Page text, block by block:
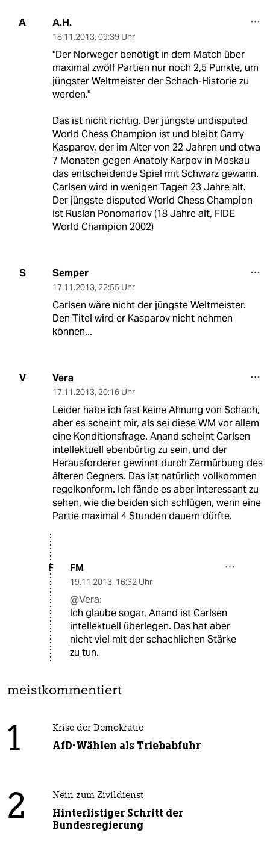
A A.H.
18.11.2013, 09:39 Uhr
"Der Norweger benötigt in dem Match über
maximal zwölf Partien nur noch 2,5 Punkte, um
jüngster Weltmeister der Schach-Historie zu
werden."
Das ist nicht richtig. Der jüngste undisputed
World Chess Champion ist und bleibt Garry
Kasparov, der im Alter von 22 Jahren und etwa
7 Monaten gegen Anatoly Karpov in Moskau
das entscheidende Spiel mit Schwarz gewann.
Carlsen wird in wenigen Tagen 23 Jahre alt.
Der jüngste disputed World Chess Champion
ist Ruslan Ponomariov (18 Jahre alt, FIDE
World Champion 2002)
S Semper
17.11.2013, 22:55 Uhr
Carlsen wäre nicht der jüngste Weltmeister.
Den Titel wird er Kasparov nicht nehmen
können...
V Vera
17.11.2013, 20:16 Uhr
Leider habe ich fast keine Ahnung von Schach,
aber es scheint mir, als sei diese WM vor allem
eine Konditionsfrage. Anand scheint Carlsen
intellektuell ebenbürtig zu sein, und der
Herausforderer gewinnt durch Zermürbung des
älteren Gegners. Das ist natürlich vollkommen
regelkonform. Ich fände es aber interessant zu
sehen, wie die beiden sich schlügen, wenn eine
Partie maximal 4 Stunden dauern dürfte.
F FM
19.11.2013, 16:32 Uhr
@Vera:
Ich glaube sogar, Anand ist Carlsen
intellektuell überlegen. Das hat aber
nicht viel mit der schachlichen Stärke
zu tun.
meistkommentiert
1 Krise der Demokratie
AfD-Wählen als Triebabfuhr
2 Nein zum Zivildienst
Hinterlistiger Schritt der
Bundesregierung